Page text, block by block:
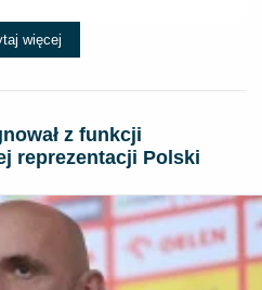
więcej
z funkcji
reprezentacji Polski